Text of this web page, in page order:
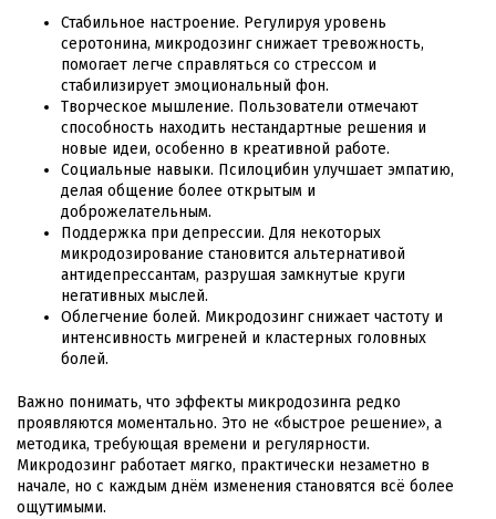
Стабильное настроение. Регулируя уровень
серотонина, микродозинг снижает тревожность,
помогает легче справляться со стрессом и
стабилизирует эмоциональный фон.
Творческое мышление. Пользователи отмечают
способность находить нестандартные решения и
новые идеи, особенно в креативной работе.
Социальные навыки. Псилоцибин улучшает эмпатию,
делая общение более открытым и
доброжелательным.
Поддержка при депрессии. Для некоторых
микродозирование становится альтернативой
антидепрессантам, разрушая замкнутые круги
негативных мыслей.
Облегчение болей. Микродозинг снижает частоту и
интенсивность мигреней и кластерных головных
болей.
Важно понимать, что эффекты микродозинга редко
проявляются моментально. Это не «быстрое решение», а
методика, требующая времени и регулярности.
Микродозинг работает мягко, практически незаметно в
начале, но с каждым днём изменения становятся всё более
ощутимыми.